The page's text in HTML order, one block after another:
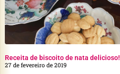
Receita de biscoito de nata delicioso!
27 de fevereiro de 2019